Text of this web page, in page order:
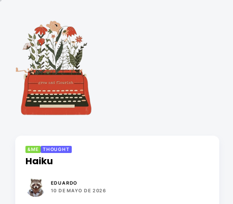
contenido
&ME THOUGHT
Haiku
EDUARDO
10 DE MAYO DE 2026